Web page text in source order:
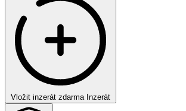
Vložit inzerát zdarma Inzerát